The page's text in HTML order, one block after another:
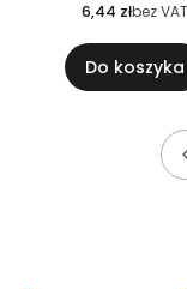
6,44 złbez VAT
Do koszyka